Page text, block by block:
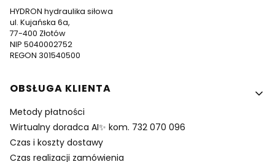
HYDRON hydraulika siłowa
ul. Kujańska 6a,
77-400 Złotów
NIP 5040002752
REGON 301540500
Linki w stopce
OBSŁUGA KLIENTA
Metody płatności
Wirtualny doradca AI✨ kom. 732 070 096
Czas i koszty dostawy
Czas realizacji zamówienia